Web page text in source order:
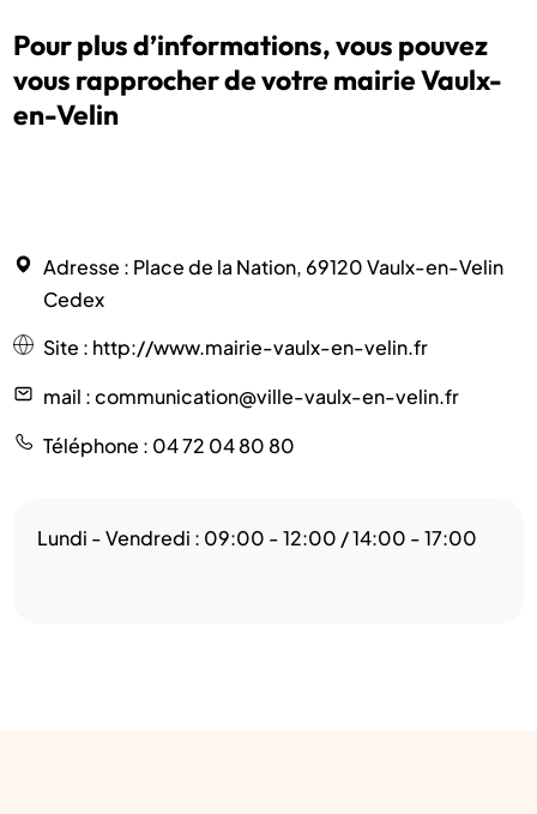
Pour plus d’informations, vous pouvez
vous rapprocher de votre mairie Vaulx-
en-Velin
Adresse : Place de la Nation, 69120 Vaulx-en-Velin
Cedex
Site : http://www.mairie-vaulx-en-velin.fr
mail : communication@ville-vaulx-en-velin.fr
Téléphone : 04 72 04 80 80
Lundi - Vendredi : 09:00 - 12:00 / 14:00 - 17:00